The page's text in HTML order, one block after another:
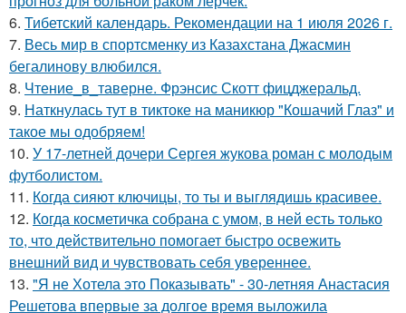
6. Тибетский календарь. Рекомендации на 1 июля 2026 г.
7. Весь мир в спортсменку из Казахстана Джасмин
бегалинову влюбился.
8. Чтение_в_таверне. Фрэнсис Скотт фицджеральд.
9. Наткнулась тут в тиктоке на маникюр "Кошачий Глаз" и
такое мы одобряем!
10. У 17-летней дочери Сергея жукова роман с молодым
футболистом.
11. Когда сияют ключицы, то ты и выглядишь красивее.
12. Когда косметичка собрана с умом, в ней есть только
то, что действительно помогает быстро освежить
внешний вид и чувствовать себя увереннее.
13. "Я не Хотела это Показывать" - 30-летняя Анастасия
Решетова впервые за долгое время выложила